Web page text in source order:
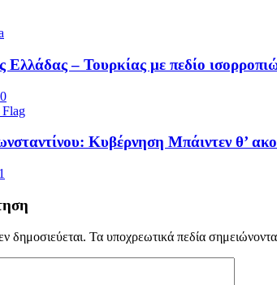
Ελλάδας – Τουρκίας με πεδίο
0
Κυβέρνηση Μπάιντεν θ’
1
δημοσιεύεται. Τα υποχρεωτικά πεδία